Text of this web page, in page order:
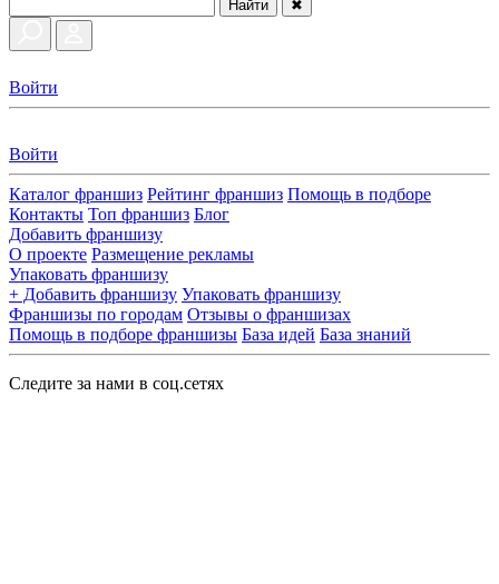
Найти ✖
Войти
Войти
Каталог франшиз Рейтинг франшиз Помощь в подборе
Контакты Топ франшиз Блог
Добавить франшизу
О проекте Размещение рекламы
Упаковать франшизу
+ Добавить франшизу Упаковать франшизу
Франшизы по городам Отзывы о франшизах
Помощь в подборе франшизы База идей База знаний
Следите за нами в соц.сетях